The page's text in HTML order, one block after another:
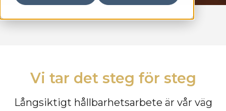
Vi tar det steg för steg
Långsiktigt hållbarhetsarbete är vår väg